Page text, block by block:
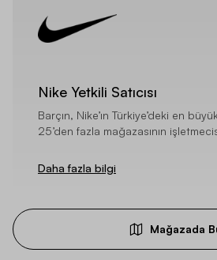
Nike Yetkili Satıcısı
Barçın, Nike’ın Türkiye’deki en
25’den fazla mağazasının
Daha fazla bilgi
Mağazada